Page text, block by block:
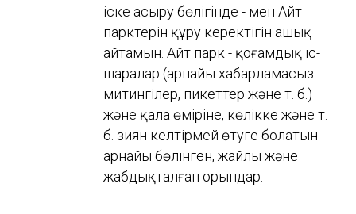
іске асыру бөлігінде - мен Айт
парктерін құру керектігін ашық
айтамын. Айт парк - қоғамдық іс-
шаралар (арнайы хабарламасыз
митингілер, пикеттер және т. б.)
және қала өміріне, көлікке және т.
б. зиян келтірмей өтуге болатын
арнайы бөлінген, жайлы және
жабдықталған орындар.